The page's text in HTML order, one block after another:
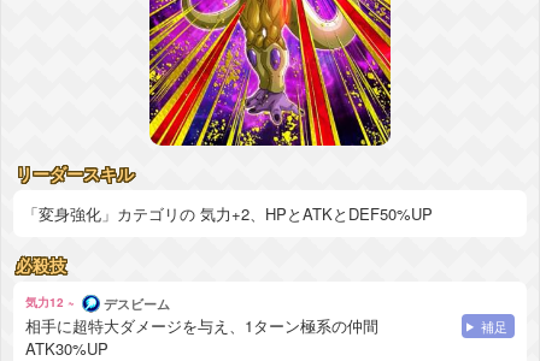
リーダースキル
「変身強化」カテゴリの 気力+2、HPとATKとDEF50%UP
必殺技
気力12 ~ デスビーム
相手に超特大ダメージを与え、1ターン極系の仲間
ATK30%UP
補足